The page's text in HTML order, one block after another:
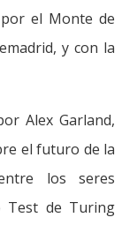
el Monte de
y con la
Alex Garland,
el futuro de la
los seres
Test de Turing